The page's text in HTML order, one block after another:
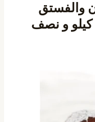
والفستق
كيلو و نصف